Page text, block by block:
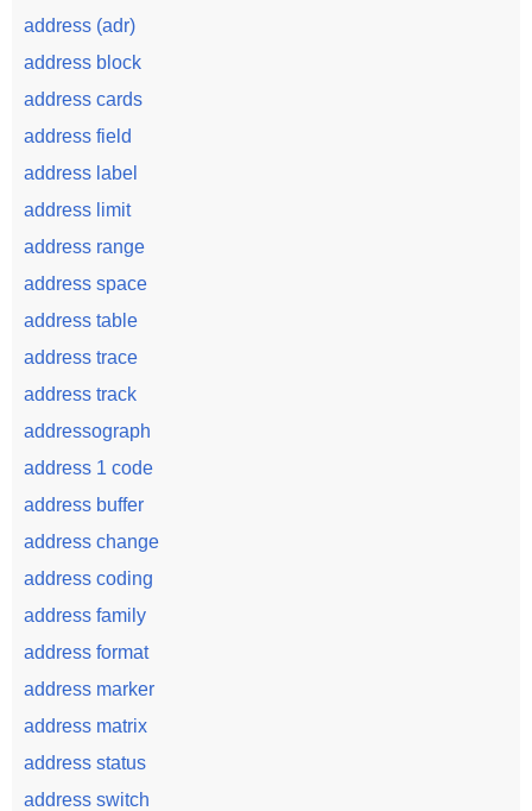
address (adr)
address block
address cards
address field
address label
address limit
address range
address space
address table
address trace
address track
addressograph
address 1 code
address buffer
address change
address coding
address family
address format
address marker
address matrix
address status
address switch